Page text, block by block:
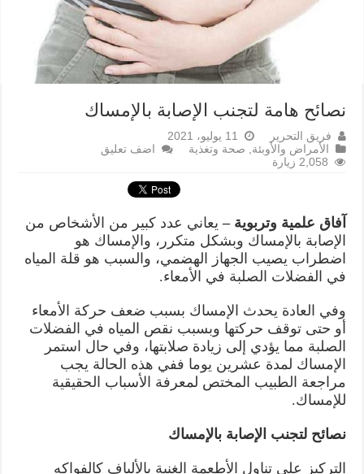
نصائح هامة لتجنب الإصابة بالإمساك
فريق التحرير
11 يوليو، 2021
الأمراض والأوبئة, صحة وتغذية
اضف تعليق
2,058 زيارة
آفاق علمية وتربوية –يعاني عدد كبير من الأشخاص من
الإصابة بالإمساك وبشكل متكرر، والإمساك هو
اضطراب يصيب الجهاز الهضمي، والسبب هو قلة المياه
في الفضلات الصلبة في الأمعاء.
وفي العادة يحدث الإمساك بسبب ضعف حركة الأمعاء
أو حتى توقف حركتها وبسبب نقص المياه في الفضلات
الصلبة مما يؤدي إلى زيادة صلابتها، وفي حال استمر
الإمساك لمدة عشرين يوما ففي هذه الحالة يجب
مراجعة الطبيب المختص لمعرفة الأسباب الحقيقية
للإمساك.
نصائح لتجنب الإصابة بالإمساك
التركيز على تناول الأطعمة الغنية بالألياف كالفواكه